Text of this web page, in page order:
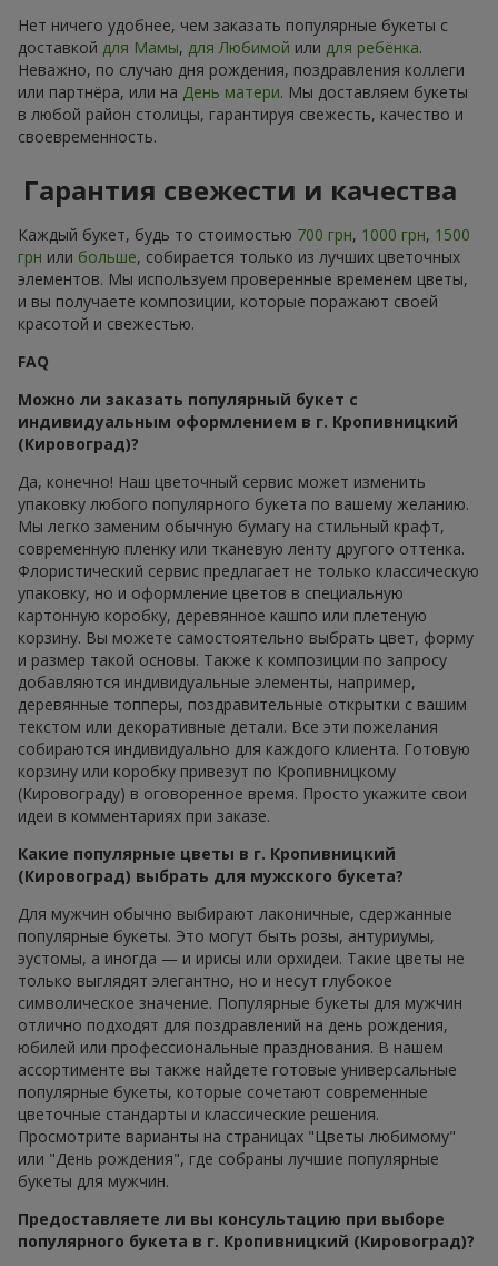
Нет ничего удобнее, чем заказать популярные букеты с
доставкой для Мамы, для Любимой или для ребёнка.
Неважно, по случаю дня рождения, поздравления коллеги
или партнёра, или на День матери. Мы доставляем букеты
в любой район столицы, гарантируя свежесть, качество и
своевременность.
Гарантия свежести и качества
Каждый букет, будь то стоимостью 700 грн, 1000 грн, 1500
грн или больше, собирается только из лучших цветочных
элементов. Мы используем проверенные временем цветы,
и вы получаете композиции, которые поражают своей
красотой и свежестью.
FAQ
Можно ли заказать популярный букет с
индивидуальным оформлением в г. Кропивницкий
(Кировоград)?
Да, конечно! Наш цветочный сервис может изменить
упаковку любого популярного букета по вашему желанию.
Мы легко заменим обычную бумагу на стильный крафт,
современную пленку или тканевую ленту другого оттенка.
Флористический сервис предлагает не только классическую
упаковку, но и оформление цветов в специальную
картонную коробку, деревянное кашпо или плетеную
корзину. Вы можете самостоятельно выбрать цвет, форму
и размер такой основы. Также к композиции по запросу
добавляются индивидуальные элементы, например,
деревянные топперы, поздравительные открытки с вашим
текстом или декоративные детали. Все эти пожелания
собираются индивидуально для каждого клиента. Готовую
корзину или коробку привезут по Кропивницкому
(Кировограду) в оговоренное время. Просто укажите свои
идеи в комментариях при заказе.
Какие популярные цветы в г. Кропивницкий
(Кировоград) выбрать для мужского букета?
Для мужчин обычно выбирают лаконичные, сдержанные
популярные букеты. Это могут быть розы, антуриумы,
эустомы, а иногда — и ирисы или орхидеи. Такие цветы не
только выглядят элегантно, но и несут глубокое
символическое значение. Популярные букеты для мужчин
отлично подходят для поздравлений на день рождения,
юбилей или профессиональные празднования. В нашем
ассортименте вы также найдете готовые универсальные
популярные букеты, которые сочетают современные
цветочные стандарты и классические решения.
Просмотрите варианты на страницах "Цветы любимому"
или "День рождения", где собраны лучшие популярные
букеты для мужчин.
Предоставляете ли вы консультацию при выборе
популярного букета в г. Кропивницкий (Кировоград)?